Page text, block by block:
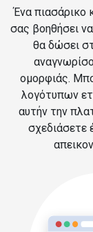
Ένα πιασάρικο
σας βοηθήσει
θα δώσει
ομορφιάς.
λογότυπων
αυτήν την
σχεδιάσετε